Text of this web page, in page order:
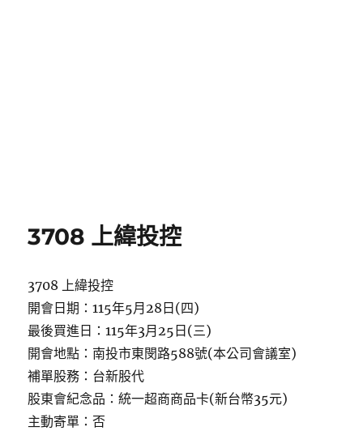
3708 上緯投控
3708 上緯投控
開會日期：115年5月28日(四)
最後買進日：115年3月25日(三)
開會地點：南投市東閔路588號(本公司會議室)
補單股務：台新股代
股東會紀念品：統一超商商品卡(新台幣35元)
主動寄單：否